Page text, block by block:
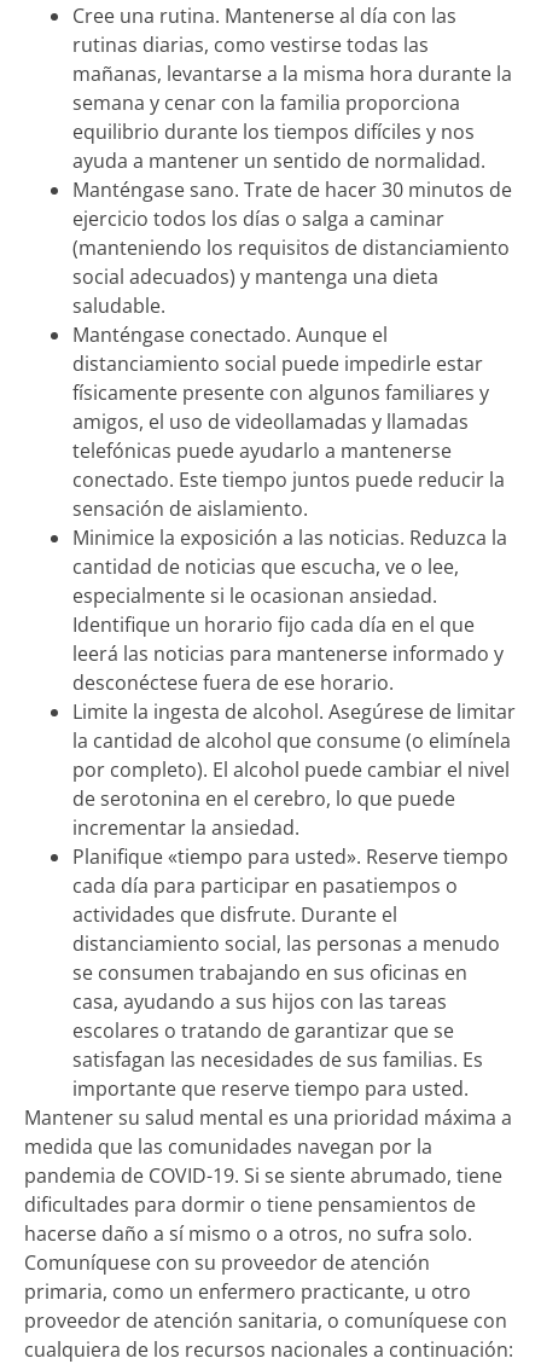
Cree una rutina. Mantenerse al día con las
rutinas diarias, como vestirse todas las
mañanas, levantarse a la misma hora durante la
semana y cenar con la familia proporciona
equilibrio durante los tiempos difíciles y nos
ayuda a mantener un sentido de normalidad.
Manténgase sano. Trate de hacer 30 minutos de
ejercicio todos los días o salga a caminar
(manteniendo los requisitos de distanciamiento
social adecuados) y mantenga una dieta
saludable.
Manténgase conectado. Aunque el
distanciamiento social puede impedirle estar
físicamente presente con algunos familiares y
amigos, el uso de videollamadas y llamadas
telefónicas puede ayudarlo a mantenerse
conectado. Este tiempo juntos puede reducir la
sensación de aislamiento.
Minimice la exposición a las noticias. Reduzca la
cantidad de noticias que escucha, ve o lee,
especialmente si le ocasionan ansiedad.
Identifique un horario fijo cada día en el que
leerá las noticias para mantenerse informado y
desconéctese fuera de ese horario.
Limite la ingesta de alcohol. Asegúrese de limitar
la cantidad de alcohol que consume (o elimínela
por completo). El alcohol puede cambiar el nivel
de serotonina en el cerebro, lo que puede
incrementar la ansiedad.
Planifique «tiempo para usted». Reserve tiempo
cada día para participar en pasatiempos o
actividades que disfrute. Durante el
distanciamiento social, las personas a menudo
se consumen trabajando en sus oficinas en
casa, ayudando a sus hijos con las tareas
escolares o tratando de garantizar que se
satisfagan las necesidades de sus familias. Es
importante que reserve tiempo para usted.
Mantener su salud mental es una prioridad máxima a
medida que las comunidades navegan por la
pandemia de COVID-19. Si se siente abrumado, tiene
dificultades para dormir o tiene pensamientos de
hacerse daño a sí mismo o a otros, no sufra solo.
Comuníquese con su proveedor de atención
primaria, como un enfermero practicante, u otro
proveedor de atención sanitaria, o comuníquese con
cualquiera de los recursos nacionales a continuación: